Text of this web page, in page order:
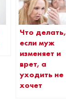
Что делать,
если муж
изменяет и
врет, а
уходить не
хочет